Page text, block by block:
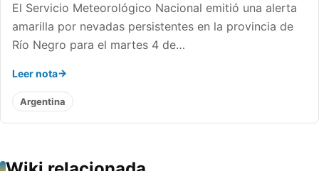
El Servicio Meteorológico Nacional emitió una alerta
amarilla por nevadas persistentes en la provincia de
Río Negro para el martes 4 de…
Leer nota
Argentina